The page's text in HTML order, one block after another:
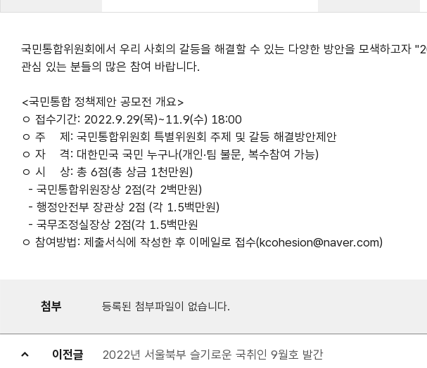
국민통합위원회에서 우리 사회의 갈등을 해결할 수 있는 다양한 방안을 모색하고자
관심 있는 분들의 많은 참여 바랍니다.
<국민통합 정책제안 공모전 개요>
ㅇ 접수기간: 2022.9.29(목)~11.9(수) 18:00
ㅇ 주 제: 국민통합위원회 특별위원회 주제 및 갈등 해결방안제안
ㅇ 자 격: 대한민국 국민 누구나(개인·팀 불문, 복수참여 가능)
ㅇ 시 상: 총 6점(총 상금 1천만원)
- 국민통합위원장상 2점(각 2백만원)
- 행정안전부 장관상 2점 (각 1.5백만원)
- 국무조정실장상 2점(각 1.5백만원
ㅇ 참여방법: 제출서식에 작성한 후 이메일로 접수(kcohesion@naver.com)
첨부 등록된 첨부파일이 없습니다.
이전글 2022년 서울북부 슬기로운 국취인 9월호 발간